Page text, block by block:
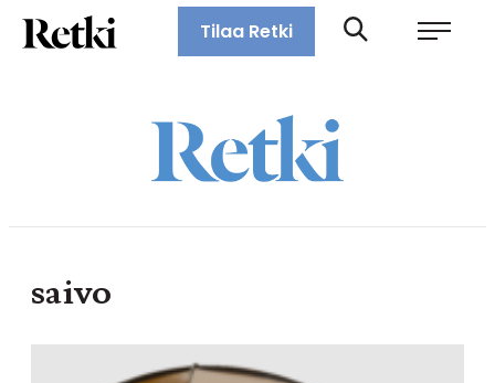
Siirry
suoraan
Retki-lehti
Tilaa Retki
saivo